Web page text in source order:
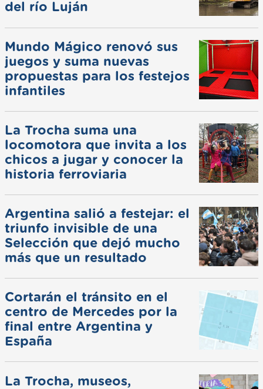
del río Luján
Mundo Mágico renovó sus
juegos y suma nuevas
propuestas para los festejos
infantiles
La Trocha suma una
locomotora que invita a los
chicos a jugar y conocer la
historia ferroviaria
Argentina salió a festejar: el
triunfo invisible de una
Selección que dejó mucho
más que un resultado
Cortarán el tránsito en el
centro de Mercedes por la
final entre Argentina y
España
La Trocha, museos,